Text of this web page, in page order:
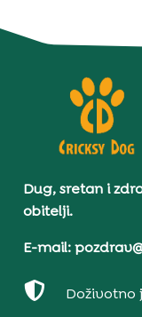
Dug, sretan i
obitelji.
E-mail:
 Doživotno